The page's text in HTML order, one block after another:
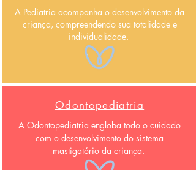
A Pediatria acompanha o desenvolvimento da
criança, compreendendo sua totalidade e
individualidade.
Odontopediatria
A Odontopediatria engloba todo o cuidado
com o desenvolvimento do sistema
mastigatório da criança.